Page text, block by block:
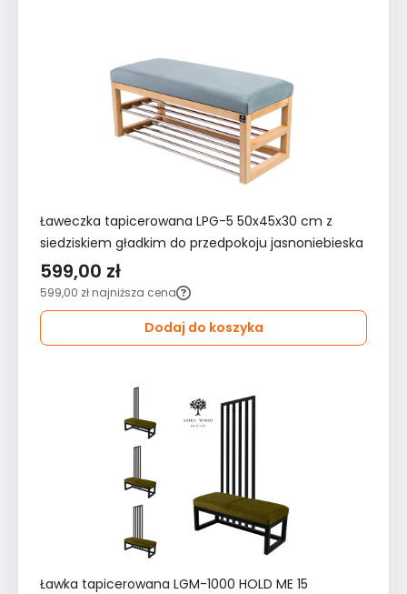
Ławeczka tapicerowana LPG-5 50x45x30 cm z
siedziskiem gładkim do przedpokoju jasnoniebieska
599,00 zł
599,00 zł najniższa cena
Dodaj do koszyka
Ławka tapicerowana LGM-1000 HOLD ME 15